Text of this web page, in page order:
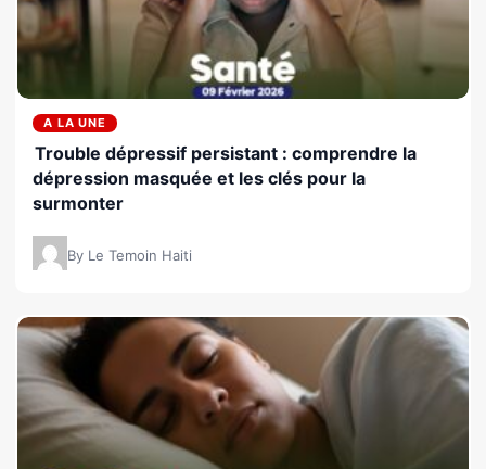
A LA UNE
Trouble dépressif persistant : comprendre la
dépression masquée et les clés pour la
surmonter
By Le Temoin Haiti